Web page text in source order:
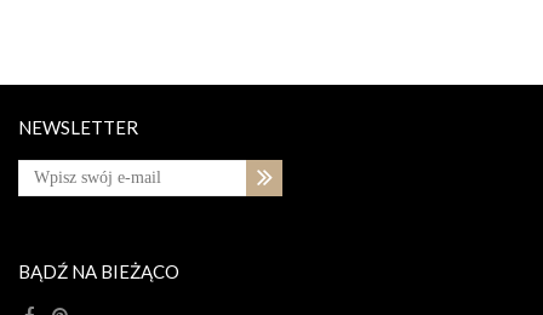
NEWSLETTER
BĄDŹ NA BIEŻĄCO